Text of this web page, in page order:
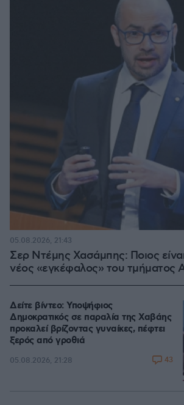
Σερ Ντέμης Χασάμπης: Ποιος
νέος «εγκέφαλος» του τμήματος
05.08.2026, 21:43
Δείτε βίντεο: Υποψήφιος
Δημοκρατικός σε παραλία της Χαβάης
προκαλεί βρίζοντας γυναίκες, πέφτει
ξερός από γροθιά
05.08.2026, 21:28 43